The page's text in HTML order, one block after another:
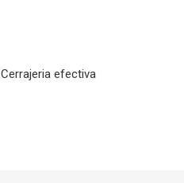
Cerrajeria efectiva